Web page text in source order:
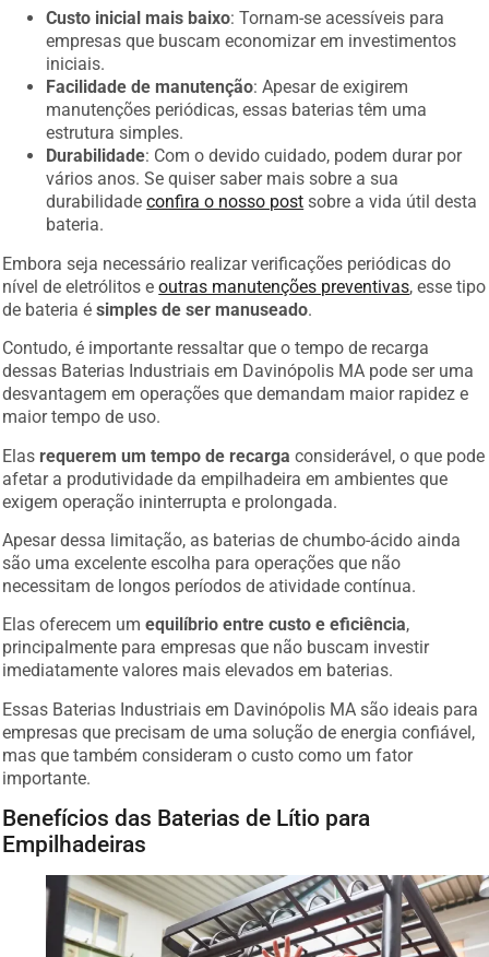
Custo inicial mais baixo: Tornam-se acessíveis para
empresas que buscam economizar em investimentos
iniciais.
Facilidade de manutenção: Apesar de exigirem
manutenções periódicas, essas baterias têm uma
estrutura simples.
Durabilidade: Com o devido cuidado, podem durar por
vários anos. Se quiser saber mais sobre a sua
durabilidadeconfira o nosso post sobre a vida útil desta
bateria.
Embora seja necessário realizar verificações periódicas do
nível de eletrólitos eoutras manutenções preventivas , esse tipo
de bateria ésimples de ser manuseado
Contudo, é importante ressaltar que o tempo de recarga
dessas Baterias Industriais em Davinópolis MA pode ser uma
desvantagem em operações que demandam maior rapidez e
maior tempo de uso.
Elas requerem um tempo de recarga considerável, o que pode
afetar a produtividade da empilhadeira em ambientes que
exigem operação ininterrupta e prolongada.
Apesar dessa limitação, as baterias de chumbo-ácido ainda
são uma excelente escolha para operações que não
necessitam de longos períodos de atividade contínua.
Elas oferecem umequilíbrio entre custo e eficiência
principalmente para empresas que não buscam investir
imediatamente valores mais elevados em baterias.
Essas Baterias Industriais em Davinópolis MA são ideais para
empresas que precisam de uma solução de energia confiável,
mas que também consideram o custo como um fator
importante.
Benefícios das Baterias de Lítio para
Empilhadeiras